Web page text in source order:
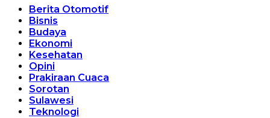
Berita Otomotif
Bisnis
Budaya
Ekonomi
Kesehatan
Opini
Prakiraan Cuaca
Sorotan
Sulawesi
Teknologi